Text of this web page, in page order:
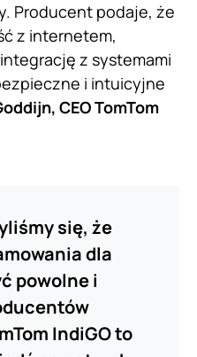
Producent podaje, że
z internetem,
z systemami
i intuicyjne
CEO TomTom
się, że
dla
powolne i
IndiGO to